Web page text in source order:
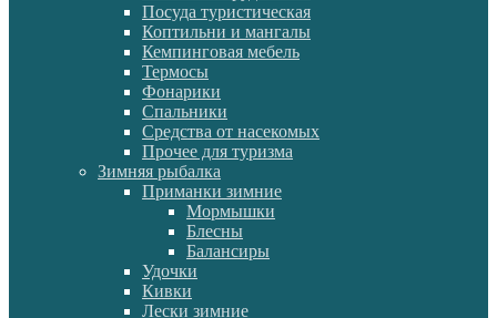
Посуда туристическая
Коптильни и мангалы
Кемпинговая мебель
Термосы
Фонарики
Спальники
Средства от насекомых
Прочее для туризма
Зимняя рыбалка
Приманки зимние
Мормышки
Блесны
Балансиры
Удочки
Кивки
Лески зимние